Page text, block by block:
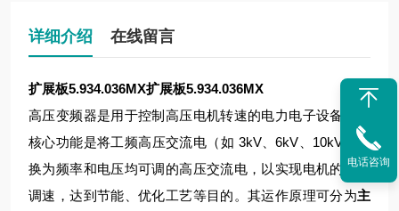
详细介绍 在线留言
扩展板5.934.036MX扩展板5.934.036MX
高压变频器是用于控制高压电机转速的电力电子设备，其
核心功能是将工频高压交流电（如 3kV、6kV、10kV）转
换为频率和电压均可调的高压交流电，以实现电机的无级
调速，达到节能、优化工艺等目的。其运作原理可分为主
电话咨询